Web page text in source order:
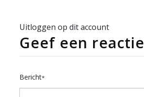
Uitloggen op dit account
Geef een reactie
Bericht*